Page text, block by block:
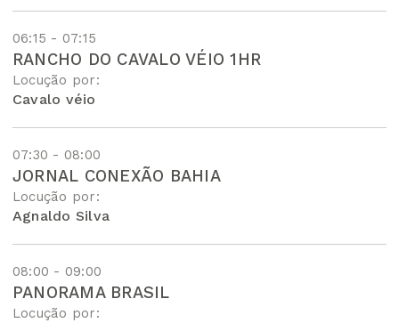
06:15 - 07:15
RANCHO DO CAVALO VÉIO 1HR
Locução por:
Cavalo véio
07:30 - 08:00
JORNAL CONEXÃO BAHIA
Locução por:
Agnaldo Silva
08:00 - 09:00
PANORAMA BRASIL
Locução por: